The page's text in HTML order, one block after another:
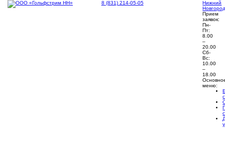
8 (831) 214-05-05
Нижний
Прием
заявок:
Пн-
Пт:
8.00
–
20.00
Сб-
Вс:
10.00
–
18.00
меню: